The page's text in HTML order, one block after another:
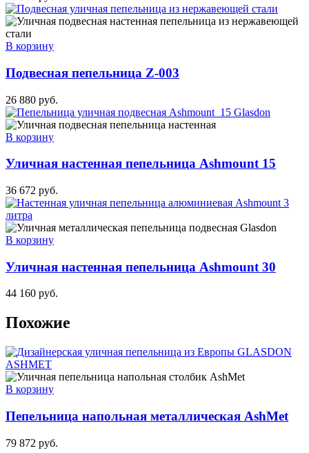
В корзину
Подвесная пепельница Z-003
26 880 руб.
В корзину
Уличная настенная пепельница Ashmount 15
36 672 руб.
В корзину
Уличная настенная пепельница Ashmount 30
44 160 руб.
Похожие
В корзину
Пепельница напольная металлическая AshMet
79 872 руб.